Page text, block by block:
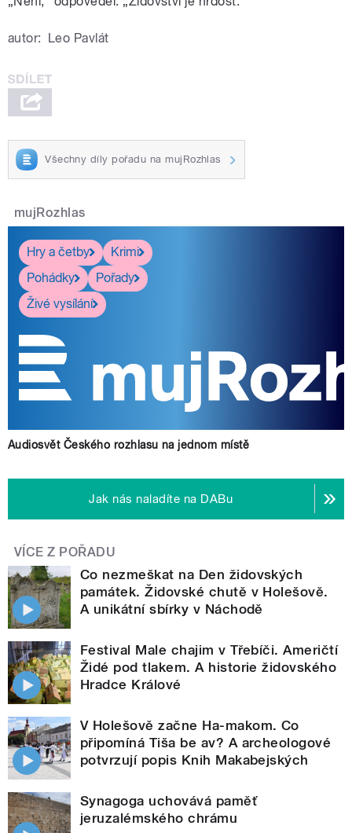
autor: Leo Pavlát
Všechny díly pořadu na mujRozhlas
mujRozhlas
Hry a četby
Krimi
Pohádky
Pořady
Živé vysílání
Audiosvět Českého rozhlasu na jednom místě
Jak nás naladíte na DABu
VÍCE Z POŘADU
Co nezmeškat na Den židovských
památek. Židovské chutě v Holešově.
A unikátní sbírky v Náchodě
Festival Male chajim v Třebíči. Američtí
Židé pod tlakem. A historie židovského
Hradce Králové
V Holešově začne Ha-makom. Co
připomíná Tiša be av? A archeologové
potvrzují popis Knih Makabejských
Synagoga uchovává paměť
jeruzalémského chrámu